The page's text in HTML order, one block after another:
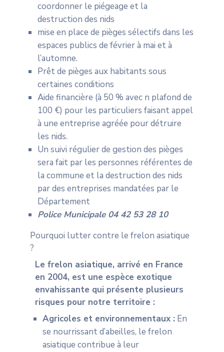
coordonner le piégeage et la
destruction des nids
mise en place de pièges sélectifs dans les
espaces publics de février à mai et à
l’automne.
Prêt de pièges aux habitants sous
certaines conditions
Aide financière (à 50 % avec n plafond de
100 €) pour les particuliers faisant appel
à une entreprise agréée pour détruire
les nids.
Un suivi régulier de gestion des pièges
sera fait par les personnes référentes de
la commune et la destruction des nids
par des entreprises mandatées par le
Département
Police Municipale 04 42 53 28 10
Pourquoi lutter contre le frelon asiatique
?
Le frelon asiatique, arrivé en France
en 2004, est une espèce exotique
envahissante qui présente plusieurs
risques pour notre territoire :
Agricoles et environnementaux : En
se nourrissant d’abeilles, le frelon
asiatique contribue à leur